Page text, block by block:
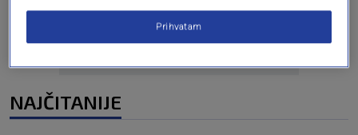
NAJČITANIJE
Prihvatam